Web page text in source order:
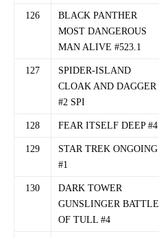
126
BLACK PANTHER
MOST DANGEROUS
MAN ALIVE #523.1
127
SPIDER-ISLAND
CLOAK AND DAGGER
#2 SPI
128 FEAR ITSELF DEEP #4
129
STAR TREK ONGOING
#1
130
DARK TOWER
GUNSLINGER BATTLE
OF TULL #4